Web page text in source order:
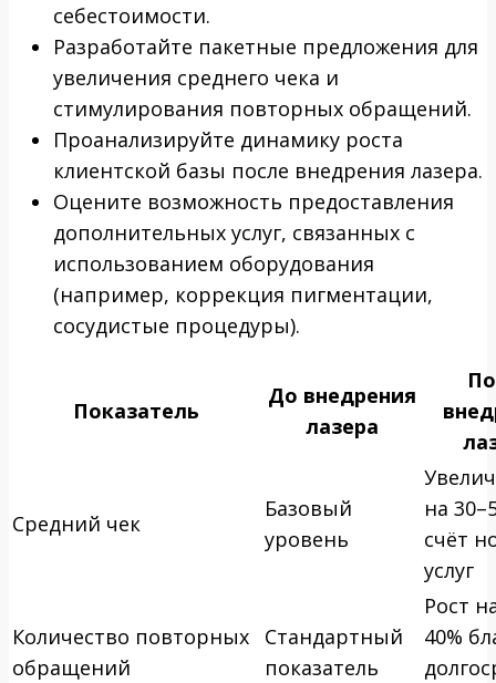
себестоимости.
Разработайте пакетные предложения для
увеличения среднего чека и
стимулирования повторных обращений.
Проанализируйте динамику роста
клиентской базы после внедрения лазера.
Оцените возможность предоставления
дополнительных услуг, связанных с
использованием оборудования
(например, коррекция пигментации,
сосудистые процедуры).
Показатель
До внедрения
лазера
Средний чек
Базовый
уровень
на
счёт
услуг
Количество повторных
обращений
Стандартный
показатель
Рост
40%